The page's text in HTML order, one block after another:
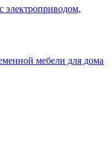
электроприводом,
мебели для дома